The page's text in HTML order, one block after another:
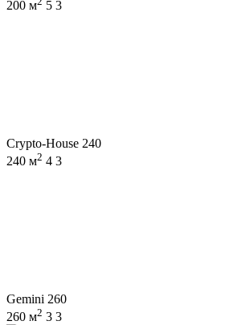
200 м
5 3
Crypto-House 240
240 м2 4 3
Gemini 260
260 м2 3 3